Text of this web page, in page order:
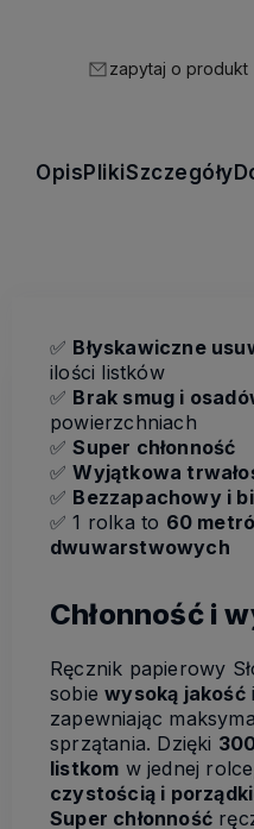
zapytaj o produkt
Opis PlikiSzczegóły
✅ Błyskawiczne
ilości listków
✅ Brak smug i
powierzchniach
✅ Super chłonność
✅ Wyjątkowa
✅ Bezzapachowy i
✅ 1 rolka to 60
dwuwarstwowych
Chłonność i
Ręcznik papierowy
sobiewysoką jakość
zapewniając
sprzątania. Dzięki
listkom w jednej
czystością i
Super chłonność